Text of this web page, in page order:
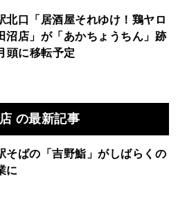
北口「居酒屋それゆけ！鶏ヤロ
沼店」が「あかちょうちん」跡
頭に移転予定
の最新記事
そばの「吉野鮨」がしばらくの
に